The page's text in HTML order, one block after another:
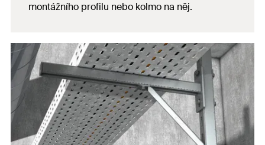
montážního profilu nebo kolmo na něj.